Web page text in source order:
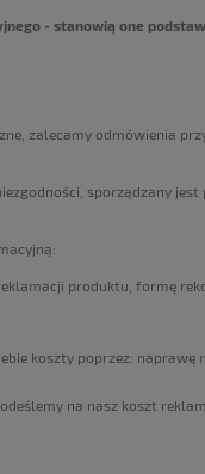
- stanowią one
zalecamy odmówienia
sporządzany
produktu, formę
koszty poprzez:
na nasz koszt